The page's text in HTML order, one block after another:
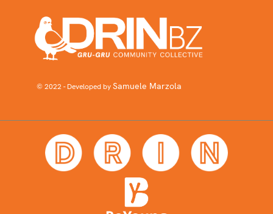
© 2022 - Developed bySamuele Marzola